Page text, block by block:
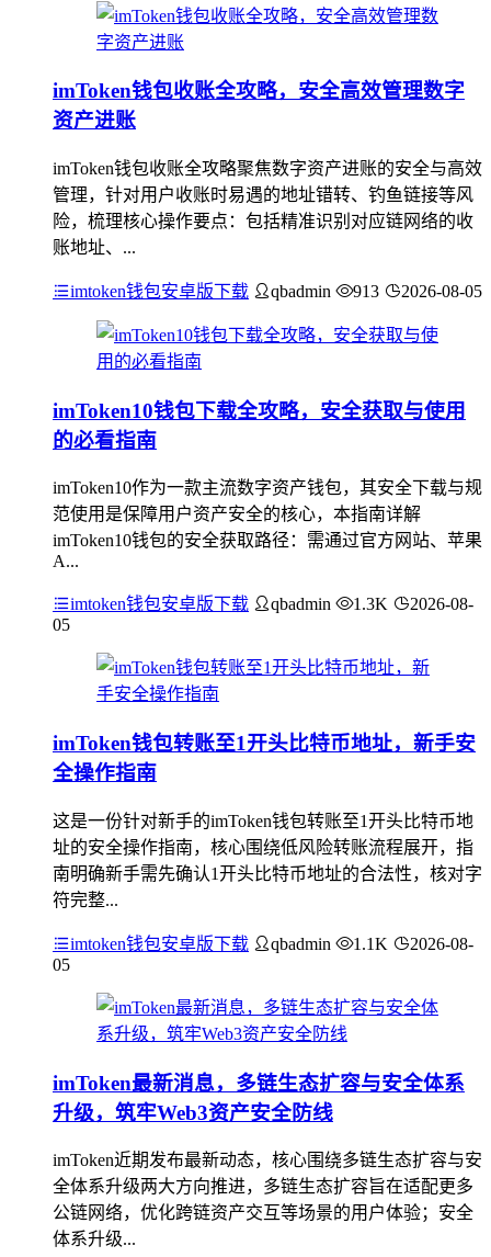
imToken钱包收账全攻略，安全高效管理数字
资产进账
imToken钱包收账全攻略聚焦数字资产进账的安全与高效
管理，针对用户收账时易遇的地址错转、钓鱼链接等风
险，梳理核心操作要点：包括精准识别对应链网络的收
账地址、...
imtoken钱包安卓版下载 qbadmin 913 2026-08-05
imToken10钱包下载全攻略，安全获取与使用
的必看指南
imToken10作为一款主流数字资产钱包，其安全下载与规
范使用是保障用户资产安全的核心，本指南详解
imToken10钱包的安全获取路径：需通过官方网站、苹果
A...
imtoken钱包安卓版下载 qbadmin 1.3K
2026-08-
05
imToken钱包转账至1开头比特币地址，新手安
全操作指南
这是一份针对新手的imToken钱包转账至1开头比特币地
址的安全操作指南，核心围绕低风险转账流程展开，指
南明确新手需先确认1开头比特币地址的合法性，核对字
符完整...
imtoken钱包安卓版下载 qbadmin 1.1K
2026-08-
05
imToken最新消息，多链生态扩容与安全体系
升级，筑牢Web3资产安全防线
imToken近期发布最新动态，核心围绕多链生态扩容与安
全体系升级两大方向推进，多链生态扩容旨在适配更多
公链网络，优化跨链资产交互等场景的用户体验；安全
体系升级...